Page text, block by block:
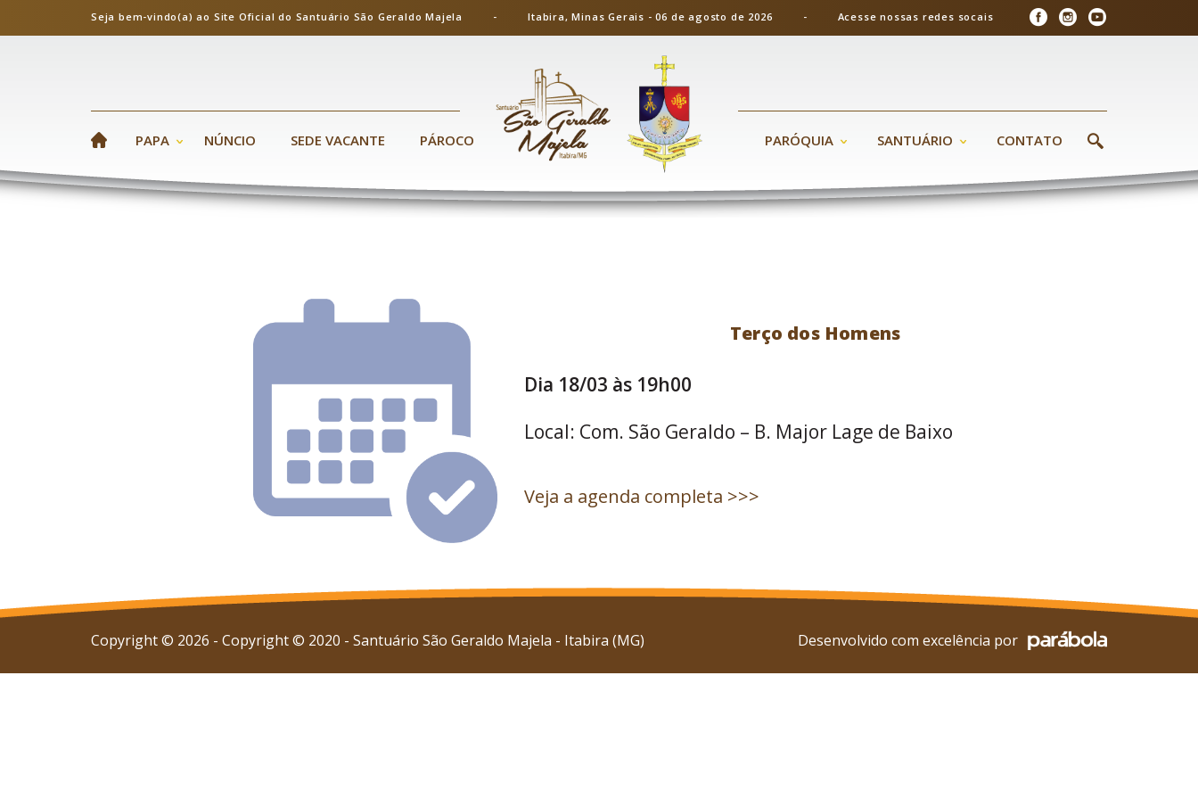
Seja bem-vindo(a) ao Site Oficial do Santuário São Geraldo Majela - Itabira, Minas Gerais - 06 de agosto de 2026 - Acesse nossas redes socais
PAPA NÚNCIO SEDE VACANTE PÁROCO PARÓQUIA SANTUÁRIO CONTATO
Terço dos Homens
Dia 18/03 às 19h00
Local: Com. São Geraldo – B. Major Lage de Baixo
Veja a agenda completa >>>
Copyright © 2026 - Copyright © 2020 - Santuário São Geraldo Majela - Itabira (MG) Desenvolvido com excelência por